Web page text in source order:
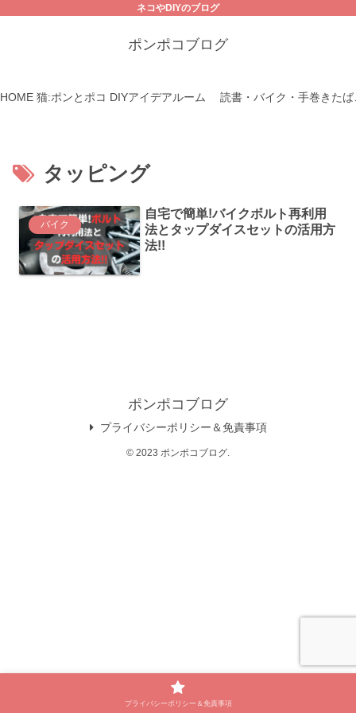
ネコやDIYのブログ
ポンポコブログ
HOME 猫:ポンとポコ DIYアイデアルーム 読書・バイク・手巻きた
タッピング
バイク
自宅で簡単!バイクボルト再利用
法とタップダイスセットの活用方
法!!
ポンポコブログ
プライバシーポリシー＆免責事項
© 2023 ポンポコブログ.
プライバシーポリシー＆免責事項